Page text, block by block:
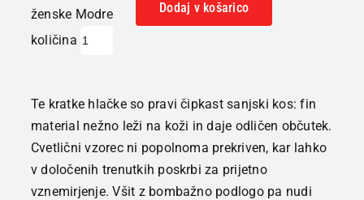
ženske Modre
količina
Dodaj v košarico
Te kratke hlačke so pravi čipkast sanjski kos: fin
material nežno leži na koži in daje odličen občutek.
Cvetlični vzorec ni popolnoma prekriven, kar lahko
v določenih trenutkih poskrbi za prijetno
vznemirjenje. Všit z bombažno podlogo pa nudi